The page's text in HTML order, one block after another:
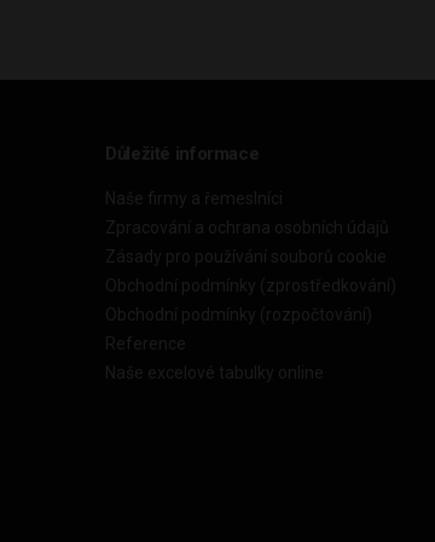
Důležité informace
Naše firmy a řemeslníci
Zpracování a ochrana osobních údajů
Zásady pro používání souborů cookie
Obchodní podmínky (zprostředkování)
Obchodní podmínky (rozpočtování)
Reference
Naše excelové tabulky online